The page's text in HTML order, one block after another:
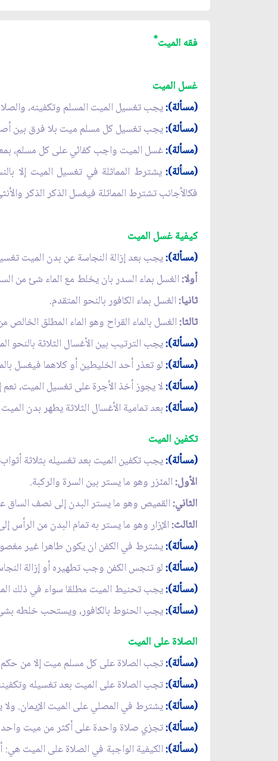
فقه الميت*
غسل الميت
(مسألة):يجب تغسيل الميت المسلم وتكفينه،
(مسألة):يجب تغسيل كل مسلم ميت بلا فرق بين
(مسألة):غسل الميت واجب كفائي على كل مسلم،
(مسألة):يشترط المماثلة في تغسيل الميت إلا
فكالأجانب تشترط المماثلة فيغسل الذكر الذكر
كيفية غسل الميت
(مسألة):يجب بعد إزالة النجاسة عن بدن الميت
أولا:الغسل بماء السدر بان يخلط مع الماء شئ من
ثانيا:الغسل بماء الكافور بالنحو المتقدم.
ثالثا:الغسل بالماء القراح وهو الماء المطلق
(مسألة):يجب الترتيب بين الأغسال الثلاثة بالنحو
(مسألة):لو تعذر أحد الخليطين أو كلاهما فيغسل
(مسألة):لا يجوز أخذ الأجرة على تغسيل الميت،
(مسألة):بعد تمامية الأغسال الثلاثة يطهر بدن
تكفين الميت
(مسألة):يجب تكفين الميت بعد تغسيله بثلاثة
الأول:المئزر وهو ما يستر بين السرة والركبة.
الثاني:القميص وهو ما يستر البدن إلى نصف الساق
الثالث:الإزار وهو ما يستر به تمام البدن من الرأس
(مسألة):يشترط في الكفن ان يكون طاهرا غير
(مسألة):لو تنجس الكفن وجب تطهيره أو إزالة
(مسألة):يجب تحنيط الميت مطلقا سواء في ذلك
(مسألة):يجب الحنوط بالكافور، ويستحب خلطه بشئ
الصلاة على الميت
(مسألة):تجب الصلاة على كل مسلم ميت إلا من حكم
(مسألة):تجب الصلاة على الميت بعد تغسيله
(مسألة):يشترط في المصلي على الميت الإيمان. ولا
(مسألة):تجزي صلاة واحدة على أكثر من ميت
(مسألة):الكيفية الواجبة في الصلاة على الميت هي: